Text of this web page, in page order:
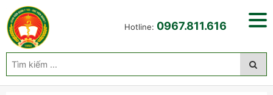
Hotline: 0967.811.616